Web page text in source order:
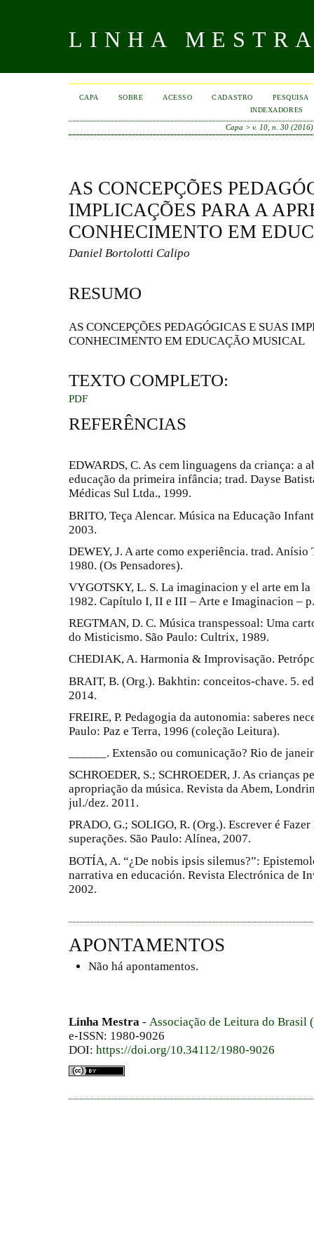
LINHA
CAPA SOBRE ACESSO CADASTRO
PESQUISA
INDEXADORES
Capa >v. 10, n. 30 (2016)
AS CONCEPÇÕES
IMPLICAÇÕES PARA A
CONHECIMENTO EM
Daniel Bortolotti Calipo
RESUMO
AS CONCEPÇÕES PEDAGÓGICAS E SUAS
CONHECIMENTO EM EDUCAÇÃO MUSICAL
TEXTO COMPLETO:
PDF
REFERÊNCIAS
EDWARDS, C. As cem linguagens da criança: a
educação da primeira infância; trad. Dayse
Médicas Sul Ltda., 1999.
BRITO, Teça Alencar. Música na Educação
2003.
DEWEY, J. A arte como experiência. trad.
1980. (Os Pensadores).
VYGOTSKY, L. S. La imaginacion y el arte em
1982. Capítulo I, II e III – Arte e Imaginacion –
REGTMAN, D. C. Música transpessoal: Uma
do Misticismo. São Paulo: Cultrix, 1989.
CHEDIAK, A. Harmonia & Improvisação.
BRAIT, B. (Org.). Bakhtin: conceitos-chave. 5.
2014.
FREIRE, P. Pedagogia da autonomia: saberes
Paulo: Paz e Terra, 1996 (coleção Leitura).
______. Extensão ou comunicação? Rio de
SCHROEDER, S.; SCHROEDER, J. As crianças
apropriação da música. Revista da Abem,
jul./dez. 2011.
PRADO, G.; SOLIGO, R. (Org.). Escrever é
superações. São Paulo: Alínea, 2007.
BOTÍA, A. “¿De nobis ipsis silemus?”:
narrativa en educación. Revista Electrónica de
2002.
APONTAMENTOS
Não há apontamentos.
Linha Mestra - Associação de Leitura do Brasil
e-ISSN: 1980-9026
DOI: https://doi.org/10.34112/1980-9026